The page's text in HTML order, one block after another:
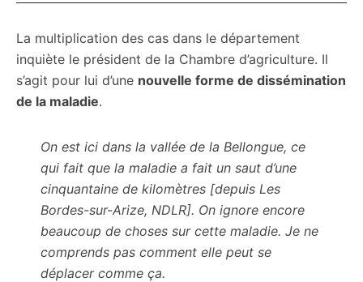
La multiplication des cas dans le département
inquiète le président de la Chambre d’agriculture. Il
s’agit pour lui d’une nouvelle forme de dissémination
de la maladie.
On est ici dans la vallée de la Bellongue, ce
qui fait que la maladie a fait un saut d’une
cinquantaine de kilomètres [depuis Les
Bordes-sur-Arize, NDLR]. On ignore encore
beaucoup de choses sur cette maladie. Je ne
comprends pas comment elle peut se
déplacer comme ça.